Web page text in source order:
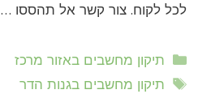
לכל לקוח. צור קשר אל תהססו …
קטגוריות
תיקון מחשבים באזור מרכז
תגיות
תיקון מחשבים בגנות הדר